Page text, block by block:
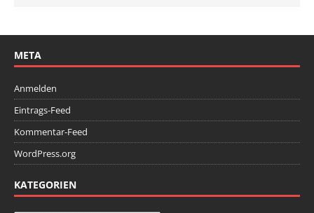
META
Anmelden
Eintrags-Feed
Kommentar-Feed
WordPress.org
KATEGORIEN